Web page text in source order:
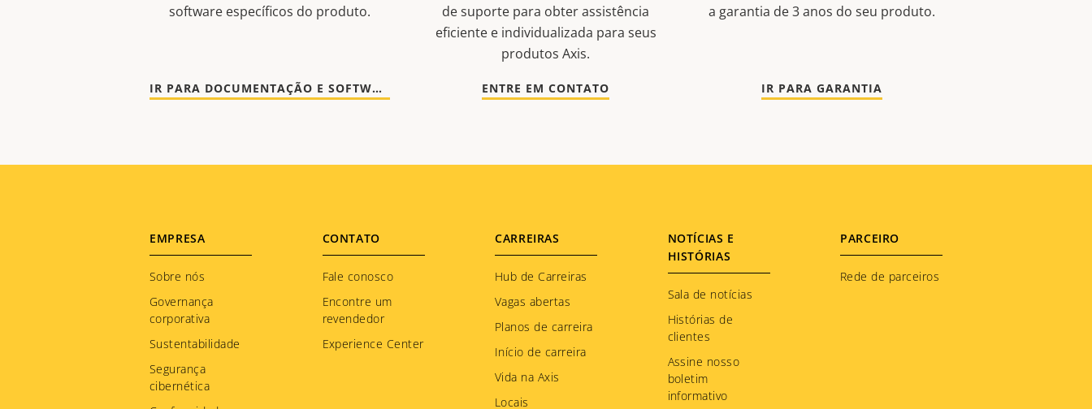
software específicos do produto.
IR PARA DOCUMENTAÇÃO E SOFTWARE
de suporte para obter assistência
eficiente e individualizada para seus
produtos Axis.
ENTRE EM CONTATO
a garantia de 3 anos do seu produto.
IR PARA GARANTIA
Footer
menu
EMPRESA
Sobre nós
Governança
corporativa
Sustentabilidade
Segurança
cibernética
CONTATO
Fale conosco
Encontre um
revendedor
Experience Center
CARREIRAS
Hub de Carreiras
Vagas abertas
Planos de carreira
Início de carreira
Vida na Axis
Locais
NOTÍCIAS E
HISTÓRIAS
Sala de notícias
Histórias de
clientes
Assine nosso
boletim
informativo
PARCEIRO
Rede de parceiros